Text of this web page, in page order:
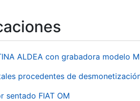
ALDEA con grabadora modelo
procedentes de
sentado FIAT OM